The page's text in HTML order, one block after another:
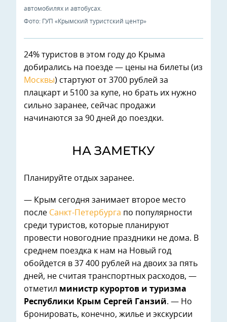
автомобилях и автобусах.
Фото: ГУП «Крымский туристский центр»
24% туристов в этом году до Крыма
добирались на поезде — цены на билеты (из
Москвы) стартуют от 3700 рублей за
плацкарт и 5100 за купе, но брать их нужно
сильно заранее, сейчас продажи
начинаются за 90 дней до поездки.
НА ЗАМЕТКУ
Планируйте отдых заранее.
— Крым сегодня занимает второе место
после Санкт-Петербурга по популярности
среди туристов, которые планируют
провести новогодние праздники не дома. В
среднем поездка к нам на Новый год
обойдется в 37 400 рублей на двоих за пять
дней, не считая транспортных расходов, —
отметил министр курортов и туризма
Республики Крым Сергей Ганзий. — Но
бронировать, конечно, жилье и экскурсии